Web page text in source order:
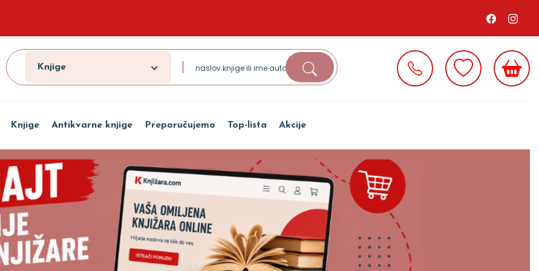
Knjige
Knjige Antikvarne knjige Preporučujemo Top-lista Akcije